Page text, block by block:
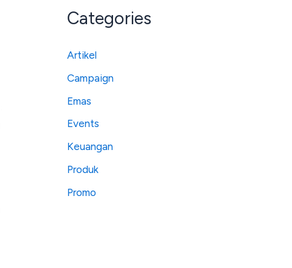
Categories
Artikel
Campaign
Emas
Events
Keuangan
Produk
Promo